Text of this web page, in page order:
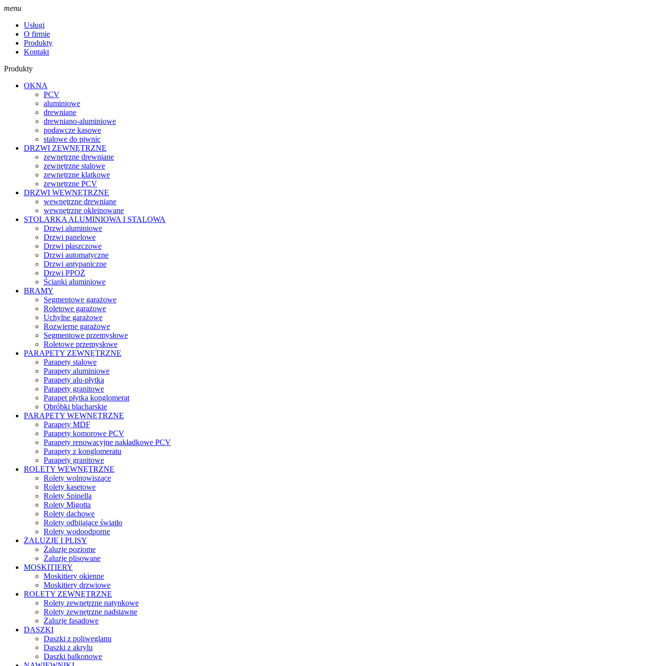
menu
Usługi
O firmie
Produkty
Kontakt
Produkty
OKNA
PCV
aluminiowe
drewniane
drewniano-aluminiowe
podawcze kasowe
stalowe do piwnic
DRZWI ZEWNĘTRZNE
zewnętrzne drewniane
zewnętrzne stalowe
zewnętrzne klatkowe
zewnętrzne PCV
DRZWI WEWNĘTRZNE
wewnętrzne drewniane
wewnętrzne okleinowane
STOLARKA ALUMINIOWA I STALOWA
Drzwi aluminiowe
Drzwi panelowe
Drzwi płaszczowe
Drzwi automatyczne
Drzwi antypaniczne
Drzwi PPOŻ
Ścianki aluminiowe
BRAMY
Segmentowe garażowe
Roletowe garażowe
Uchylne garażowe
Rozwierne garażowe
Segmentowe przemysłowe
Roletowe przemysłowe
PARAPETY ZEWNĘTRZNE
Parapety stalowe
Parapety aluminiowe
Parapety alu-płytka
Parapety granitowe
Parapet płytka konglomerat
Obróbki blacharskie
PARAPETY WEWNĘTRZNE
Parapety MDF
Parapety komorowe PCV
Parapety renowacyjne nakładkowe PCV
Parapety z konglomeratu
Parapety granitowe
ROLETY WEWNĘTRZNE
Rolety wolnowiszące
Rolety kasetowe
Rolety Spinella
Rolety Migotta
Rolety dachowe
Rolety odbijające światło
Rolety wodoodporne
ŻALUZJE I PLISY
Żaluzje poziome
Żaluzje plisowane
MOSKITIERY
Moskitiery okienne
Moskitiery drzwiowe
ROLETY ZEWNĘTRZNE
Rolety zewnętrzne natynkowe
Rolety zewnętrzne nadstawne
Żaluzje fasadowe
DASZKI
Daszki z poliwęglanu
Daszki z akrylu
Daszki balkonowe